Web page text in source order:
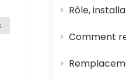
Rôle, installation et
Comment remplacer la cartouche filtrante
Remplacement des médias